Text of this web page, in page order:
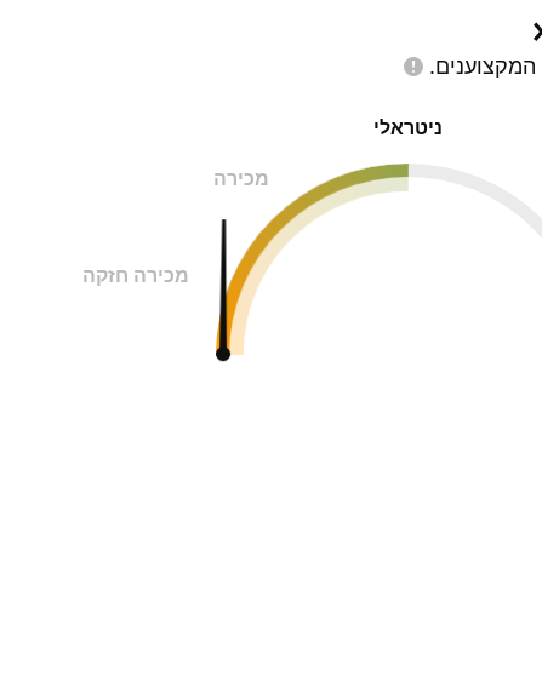
המקצוענים.
ניטראלי
מכירה
מכירה חזקה